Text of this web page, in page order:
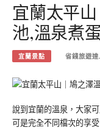
宜蘭太平
池,溫泉煮
宜蘭景點 省錢旅遊
說到宜蘭的溫泉，大家
可是完全不同檔次的享